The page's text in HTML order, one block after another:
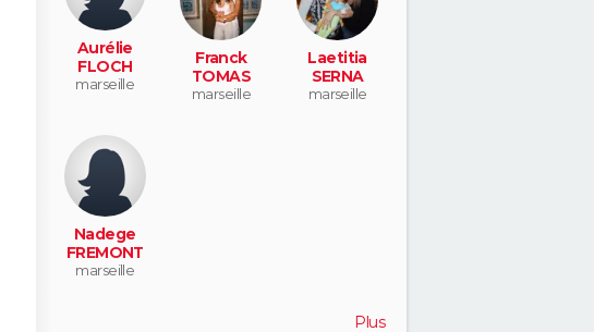
Aurélie
FLOCH
marseille
Franck
TOMAS
marseille
Laetitia
SERNA
marseille
Nadege
FREMONT
marseille
Plus